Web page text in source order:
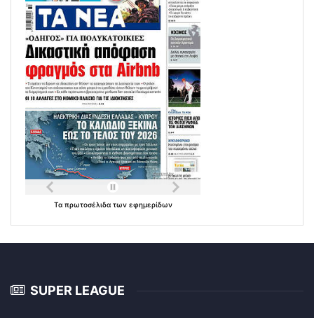
Τα πρωτοσέλιδα των εφημερίδων
SUPER LEAGUE